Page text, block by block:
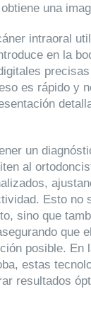
una
intraoral
en la
es rápido y
un
al
Esto no
sino que
que
posible. En
estas
resultados